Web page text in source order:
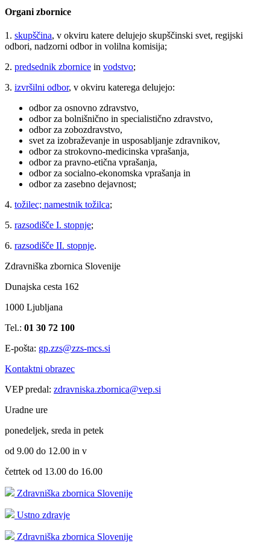
Organi zbornice
1. skupščina, v okviru katere delujejo skupščinski svet, regijski
odbori, nadzorni odbor in volilna komisija;
2. predsednik zbornice in vodstvo;
3. izvršilni odbor, v okviru katerega delujejo:
odbor za osnovno zdravstvo,
odbor za bolnišnično in specialistično zdravstvo,
odbor za zobozdravstvo,
svet za izobraževanje in usposabljanje zdravnikov,
odbor za strokovno-medicinska vprašanja,
odbor za pravno-etična vprašanja,
odbor za socialno-ekonomska vprašanja in
odbor za zasebno dejavnost;
4. tožilec; namestnik tožilca;
5. razsodišče I. stopnje;
6. razsodišče II. stopnje.
Zdravniška zbornica Slovenije
Dunajska cesta 162
1000 Ljubljana
Tel.: 01 30 72 100
E-pošta: gp.zzs@zzs-mcs.si
Kontaktni obrazec
VEP predal: zdravniska.zbornica@vep.si
Uradne ure
ponedeljek, sreda in petek
od 9.00 do 12.00 in v
četrtek od 13.00 do 16.00
Zdravniška zbornica Slovenije
Ustno zdravje
Zdravniška zbornica Slovenije